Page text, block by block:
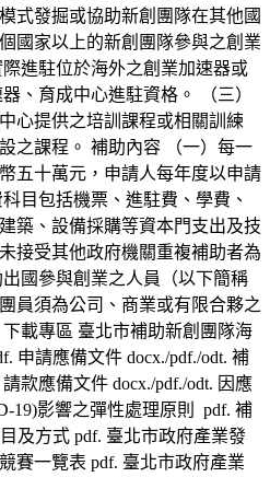
式發掘或協助新創團隊在其他國
國家以上的新創團隊參與之創業
進駐位於海外之創業加速器或
、育成中心進駐資格。 （三）
心提供之培訓課程或相關訓練
之課程。 補助內容 （一）每一
五十萬元，申請人每年度以申請
目包括機票、進駐費、學費、
築、設備採購等資本門支出及技
接受其他政府機關重複補助者為
國參與創業之人員（以下簡稱
員須為公司、商業或有限合夥之
載專區 臺北市補助新創團隊海
申請應備文件 docx./pdf./odt. 補
款應備文件 docx./pdf./odt. 因應
19)影響之彈性處理原則 pdf. 補
及方式 pdf. 臺北市政府產業發
賽一覽表 pdf. 臺北市政府產業